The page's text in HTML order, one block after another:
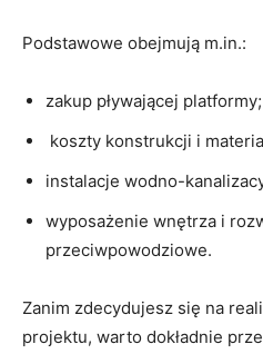
Podstawowe obejmują m.in.:
zakup pływającej platformy;
koszty konstrukcji i
instalacje wodno-
wyposażenie wnętrza i
przeciwpowodziowe.
Zanim zdecydujesz się na
projektu, warto dokładnie